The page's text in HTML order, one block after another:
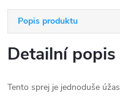
Popis produktu
Detailní
Tento sprej je jednoduše